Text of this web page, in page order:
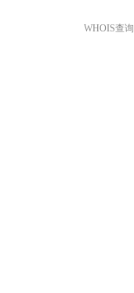
WHOIS查询